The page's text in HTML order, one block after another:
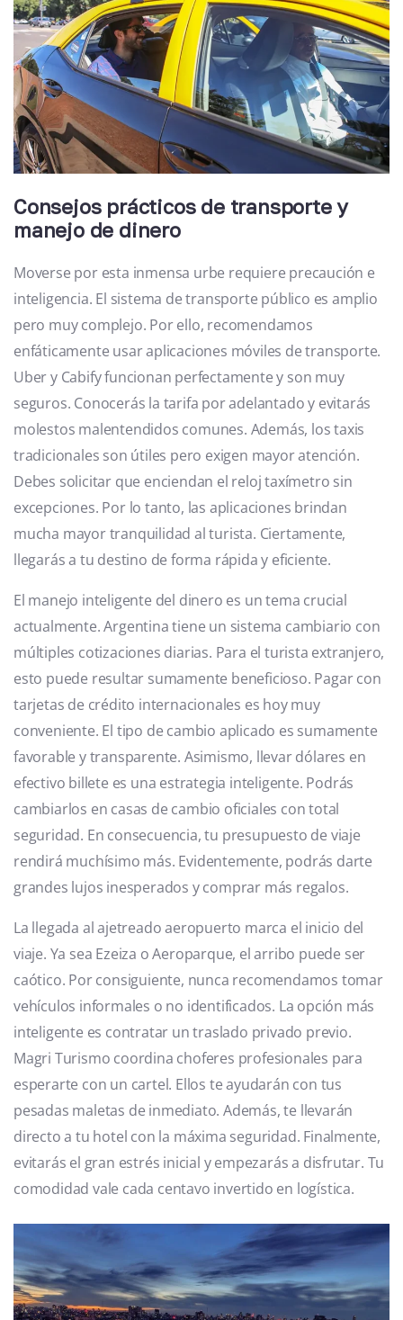
Consejos prácticos de transporte y
manejo de dinero
Moverse por esta inmensa urbe requiere precaución e
inteligencia. El sistema de transporte público es amplio
pero muy complejo. Por ello, recomendamos
enfáticamente usar aplicaciones móviles de transporte.
Uber y Cabify funcionan perfectamente y son muy
seguros. Conocerás la tarifa por adelantado y evitarás
molestos malentendidos comunes. Además, los taxis
tradicionales son útiles pero exigen mayor atención.
Debes solicitar que enciendan el reloj taxímetro sin
excepciones. Por lo tanto, las aplicaciones brindan
mucha mayor tranquilidad al turista. Ciertamente,
llegarás a tu destino de forma rápida y eficiente.
El manejo inteligente del dinero es un tema crucial
actualmente. Argentina tiene un sistema cambiario con
múltiples cotizaciones diarias. Para el turista extranjero,
esto puede resultar sumamente beneficioso. Pagar con
tarjetas de crédito internacionales es hoy muy
conveniente. El tipo de cambio aplicado es sumamente
favorable y transparente. Asimismo, llevar dólares en
efectivo billete es una estrategia inteligente. Podrás
cambiarlos en casas de cambio oficiales con total
seguridad. En consecuencia, tu presupuesto de viaje
rendirá muchísimo más. Evidentemente, podrás darte
grandes lujos inesperados y comprar más regalos.
La llegada al ajetreado aeropuerto marca el inicio del
viaje. Ya sea Ezeiza o Aeroparque, el arribo puede ser
caótico. Por consiguiente, nunca recomendamos tomar
vehículos informales o no identificados. La opción más
inteligente es contratar un traslado privado previo.
Magri Turismo coordina choferes profesionales para
esperarte con un cartel. Ellos te ayudarán con tus
pesadas maletas de inmediato. Además, te llevarán
directo a tu hotel con la máxima seguridad. Finalmente,
evitarás el gran estrés inicial y empezarás a disfrutar. Tu
comodidad vale cada centavo invertido en logística.